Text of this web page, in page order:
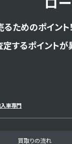
ためのポイント！
するポイントが
車専門
買取りの流れ